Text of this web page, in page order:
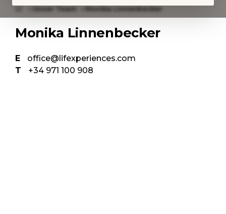
Unser Team Monika Linnenbecker
Monika Linnenbecker
E
office@lifexperiences.com
T
+34 971 100 908